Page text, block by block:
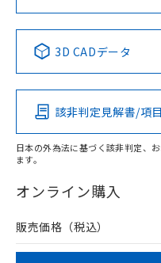
上、n: 45mm以上
検出領域
Pb Hg
O
在庫等で未対応品が混在
問い合わせください。
No No
この
その他の認証はこ
3D CADデータ
該非判定見解書/項
日本の外為法に基づく該非判定、
ます。
オンライン購入
販売価格（税込）